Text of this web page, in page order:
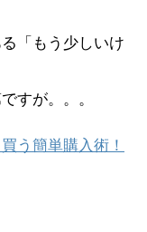
「もう少しいけ
すが。。。
う簡単購入術！